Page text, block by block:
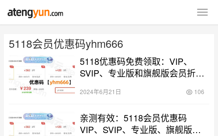
5118会员优惠码yhm666
5118优惠码免费领取：VIP、
SVIP、专业版和旗舰版会员折扣
2024年6月21日 106
亲测有效：5118会员优惠码
VIP、SVIP、专业版、旗舰版专